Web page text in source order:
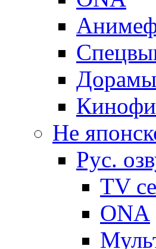
Дорамы
Не
Рус.
TV
ONA